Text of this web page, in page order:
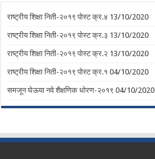
राष्ट्रीय शिक्षा निती-२०१९ पोस्ट क्र.४ 13/10/2020
राष्ट्रीय शिक्षा निती-२०१९ पोस्ट क्र.३ 13/10/2020
राष्ट्रीय शिक्षा निती-२०१९ पोस्ट क्र.२ 13/10/2020
राष्ट्रीय शिक्षा निती-२०१९ पोस्ट क्र.१ 04/10/2020
समजून घेऊया नवे शैक्षणिक धोरण-२०१९ 04/10/2020